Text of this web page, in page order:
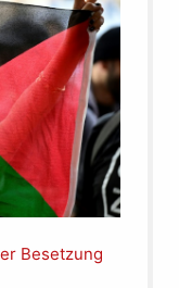
Besetzung